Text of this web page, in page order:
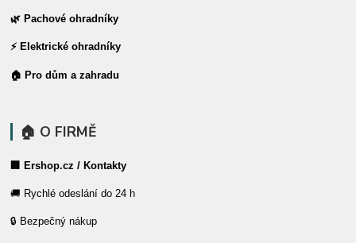
🌿 Pachové ohradníky
⚡ Elektrické ohradníky
🏠 Pro dům a zahradu
🏠 O FIRMĚ
🏢 Ershop.cz / Kontakty
🚚 Rychlé odeslání do 24 h
🔒 Bezpečný nákup